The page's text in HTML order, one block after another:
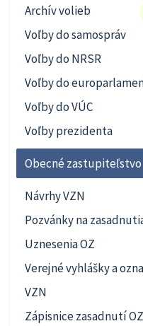
Archív volieb
Voľby do samospráv
Voľby do NRSR
Voľby do
Voľby do VÚC
Voľby prezidenta
Obecné zastupiteľstvo
Návrhy VZN
Pozvánky na
Uznesenia OZ
Verejné vyhlášky a
VZN
Zápisnice zasadnutí OZ